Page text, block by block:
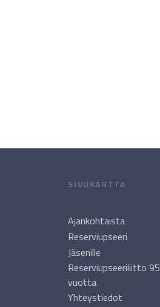
SIVUKARTTA
Ajankohtaista
Reserviupseeri
Jäsenille
Reserviupseeriliitto 95
vuotta
Yhteystiedot